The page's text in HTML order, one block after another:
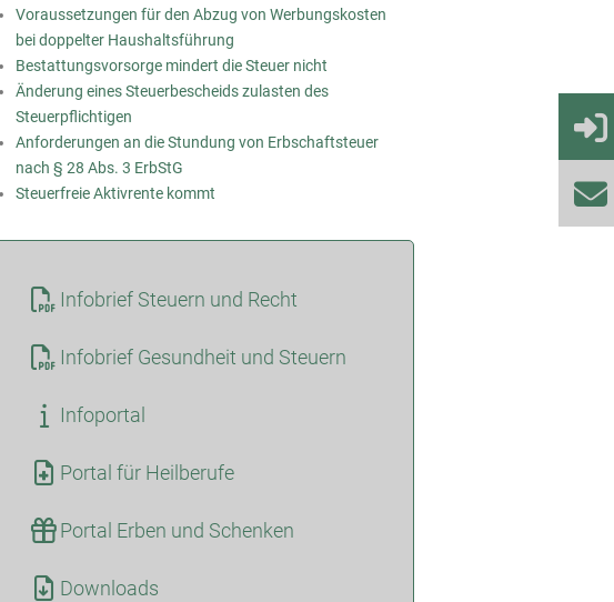
Voraussetzungen für den Abzug von Werbungskosten
bei doppelter Haushaltsführung
Bestattungsvorsorge mindert die Steuer nicht
Änderung eines Steuerbescheids zulasten des
Steuerpflichtigen
Anforderungen an die Stundung von Erbschaftsteuer
nach § 28 Abs. 3 ErbStG
Steuerfreie Aktivrente kommt
Infobrief Steuern und Recht
Infobrief Gesundheit und Steuern
Infoportal
Portal für Heilberufe
Portal Erben und Schenken
Downloads